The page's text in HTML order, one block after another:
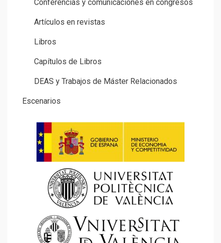
Conferencias y comunicaciones en congresos
Artículos en revistas
Libros
Capítulos de Libros
DEAS y Trabajos de Máster Relacionados
Escenarios